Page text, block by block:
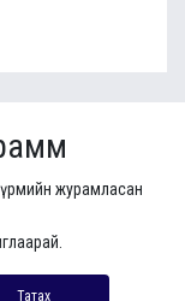
журамласан
Татах